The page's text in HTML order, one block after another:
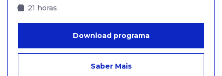
21 horas
Download programa
Saber Mais